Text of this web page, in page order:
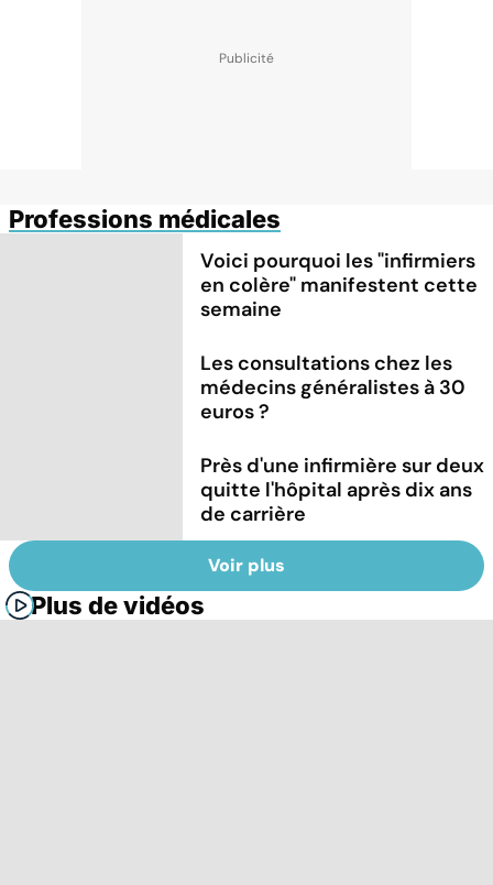
Professions médicales
Voici pourquoi les "infirmiers
en colère" manifestent cette
semaine
Les consultations chez les
médecins généralistes à 30
euros ?
Près d'une infirmière sur deux
quitte l'hôpital après dix ans
de carrière
Voir plus
Plus de vidéos